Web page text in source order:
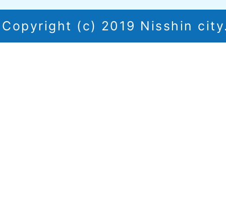
Copyright (c) 2019 Nisshin